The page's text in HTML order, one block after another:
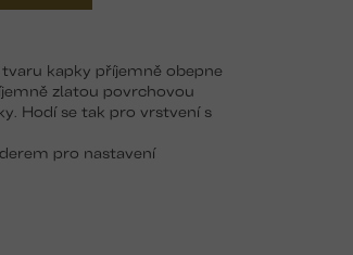
kapky příjemně obepne
zlatou povrchovou
Hodí se tak pro vrstvení s
pro nastavení